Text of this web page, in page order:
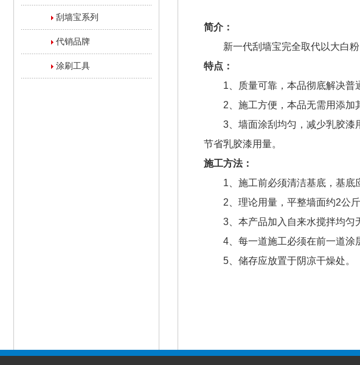
刮墙宝系列
代销品牌
涂刷工具
简介：
新一代刮墙宝完全取代以大白粉
特点：
1、质量可靠，本品彻底解决普通
2、施工方便，本品无需用添加其
3、墙面涂刮均匀，减少乳胶漆用
节省乳胶漆用量。
施工方法：
1、施工前必须清洁基底，基底应
2、理论用量，平整墙面约2公
3、本产品加入自来水搅拌均匀无
4、每一道施工必须在前一道涂层
5、储存应放置于阴凉干燥处。